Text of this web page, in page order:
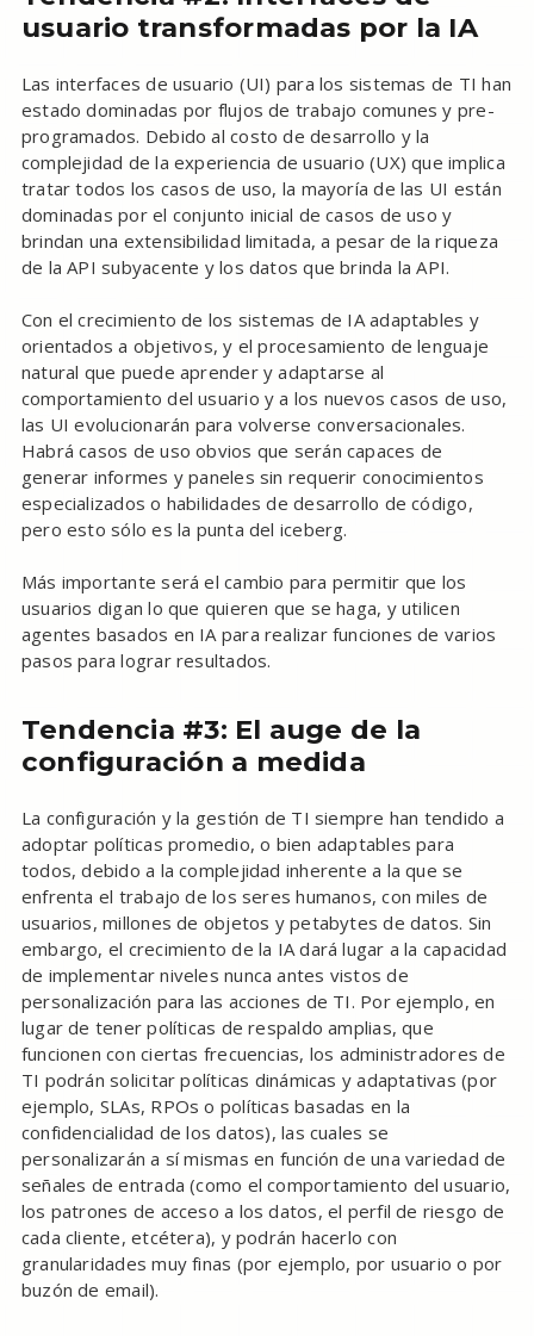
usuario transformadas por la IA
Las interfaces de usuario (UI) para los sistemas de TI han
estado dominadas por flujos de trabajo comunes y pre-
programados. Debido al costo de desarrollo y la
complejidad de la experiencia de usuario (UX) que implica
tratar todos los casos de uso, la mayoría de las UI están
dominadas por el conjunto inicial de casos de uso y
brindan una extensibilidad limitada, a pesar de la riqueza
de la API subyacente y los datos que brinda la API.
Con el crecimiento de los sistemas de IA adaptables y
orientados a objetivos, y el procesamiento de lenguaje
natural que puede aprender y adaptarse al
comportamiento del usuario y a los nuevos casos de uso,
las UI evolucionarán para volverse conversacionales.
Habrá casos de uso obvios que serán capaces de
generar informes y paneles sin requerir conocimientos
especializados o habilidades de desarrollo de código,
pero esto sólo es la punta del iceberg.
Más importante será el cambio para permitir que los
usuarios digan lo que quieren que se haga, y utilicen
agentes basados en IA para realizar funciones de varios
pasos para lograr resultados.
Tendencia #3: El auge de la
configuración a medida
La configuración y la gestión de TI siempre han tendido a
adoptar políticas promedio, o bien adaptables para
todos, debido a la complejidad inherente a la que se
enfrenta el trabajo de los seres humanos, con miles de
usuarios, millones de objetos y petabytes de datos. Sin
embargo, el crecimiento de la IA dará lugar a la capacidad
de implementar niveles nunca antes vistos de
personalización para las acciones de TI. Por ejemplo, en
lugar de tener políticas de respaldo amplias, que
funcionen con ciertas frecuencias, los administradores de
TI podrán solicitar políticas dinámicas y adaptativas (por
ejemplo, SLAs, RPOs o políticas basadas en la
confidencialidad de los datos), las cuales se
personalizarán a sí mismas en función de una variedad de
señales de entrada (como el comportamiento del usuario,
los patrones de acceso a los datos, el perfil de riesgo de
cada cliente, etcétera), y podrán hacerlo con
granularidades muy finas (por ejemplo, por usuario o por
buzón de email).